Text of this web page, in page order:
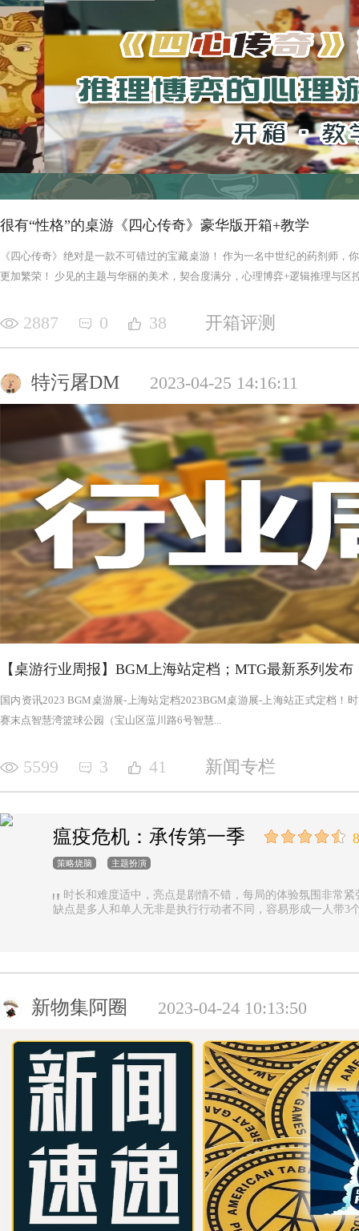
很有“性格”的桌游《四心传奇》豪华版开箱+教学
《四心传奇》绝对是一款不可错过的宝藏桌游！ 作为一名中世纪的药剂师，
更加繁荣！ 少见的主题与华丽的美术，契合度满分，心理博弈+逻辑推理与区
2887 0 38 开箱评测
特污屠DM 2023-04-25 14:16:11
【桌游行业周报】BGM上海站定档；MTG最新系列发布
国内资讯2023 BGM桌游展-上海站定档2023BGM桌游展-上海站正式定档！
赛末点智慧湾篮球公园（宝山区蕰川路6号智慧...
5599 3 41 新闻专栏
瘟疫危机：承传第一季
策略烧脑 主题扮演
时长和难度适中，亮点是剧情不错，每局的体验氛围非常
缺点是多人和单人无非是执行行动者不同，容易形成一人带3
新物集阿圈 2023-04-24 10:13:50